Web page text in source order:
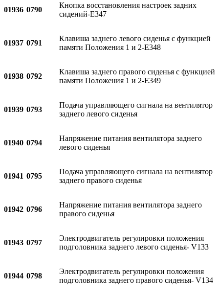
01936 0790
Кнопка восстановления настроек задних
сидений-E347
01937 0791
Клавиша заднего левого сиденья с функцией
памяти Положения 1 и 2-E348
01938 0792
Клавиша заднего правого сиденья с функцией
памяти Положения 1 и 2-E349
01939 0793
Подача управляющего сигнала на вентилятор
заднего левого сиденья
01940 0794
Напряжение питания вентилятора заднего
левого сиденья
01941 0795
Подача управляющего сигнала на вентилятор
заднего правого сиденья
01942 0796
Напряжение питания вентилятора заднего
правого сиденья
01943 0797
Электродвигатель регулировки положения
подголовника заднего левого сиденья- V133
01944 0798
Электродвигатель регулировки положения
подголовника заднего правого сиденья- V134